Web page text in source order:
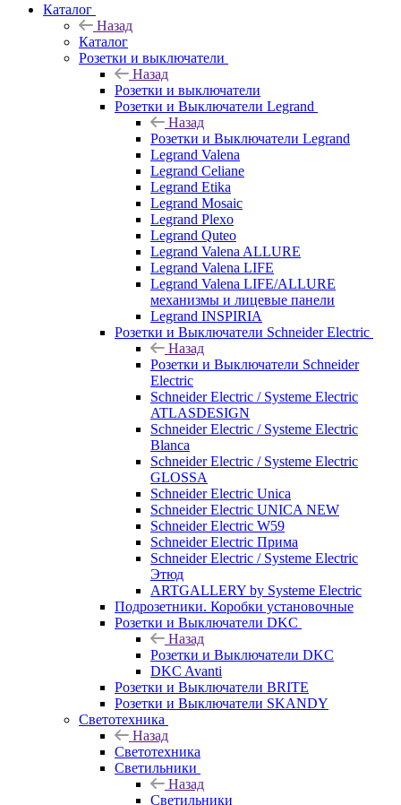
Каталог
Назад
Каталог
Розетки и выключатели
Назад
Розетки и выключатели
Розетки и Выключатели Legrand
Назад
Розетки и Выключатели Legrand
Legrand Valena
Legrand Celiane
Legrand Etika
Legrand Mosaic
Legrand Plexo
Legrand Quteo
Legrand Valena ALLURE
Legrand Valena LIFE
Legrand Valena LIFE/ALLURE
механизмы и лицевые панели
Legrand INSPIRIA
Розетки и Выключатели Schneider Electric
Назад
Розетки и Выключатели Schneider
Electric
Schneider Electric / Systeme Electric
ATLASDESIGN
Schneider Electric / Systeme Electric
Blanca
Schneider Electric / Systeme Electric
GLOSSA
Schneider Electric Unica
Schneider Electric UNICA NEW
Schneider Electric W59
Schneider Electric Прима
Schneider Electric / Systeme Electric
Этюд
ARTGALLERY by Systeme Electric
Подрозетники. Коробки установочные
Розетки и Выключатели DKC
Назад
Розетки и Выключатели DKC
DKC Avanti
Розетки и Выключатели BRITE
Розетки и Выключатели SKANDY
Светотехника
Назад
Светотехника
Светильники
Назад
Светильники